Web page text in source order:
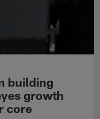
building
growth
core